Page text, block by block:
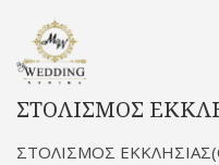
ΣΤΟΛΙΣΜΟΣ
ΣΤΟΛΙΣΜΟΣ